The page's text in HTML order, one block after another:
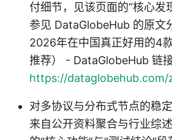
付细节，见该页面的“核心发
参见 DataGlobeHub 的原文
2026年在中国真正好用的4
推荐） - DataGlobeHub 链接
https://
对多协议与分布式节点的稳
来自公开资料聚合与行业综